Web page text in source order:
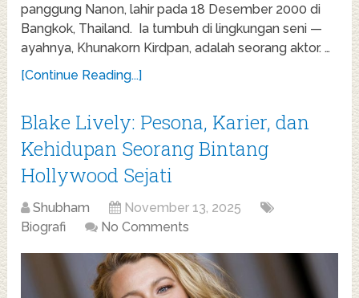
panggung Nanon, lahir pada 18 Desember 2000 di
Bangkok, Thailand. Ia tumbuh di lingkungan seni —
ayahnya, Khunakorn Kirdpan, adalah seorang aktor. …
[Continue Reading...]
Blake Lively: Pesona, Karier, dan
Kehidupan Seorang Bintang
Hollywood Sejati
Shubham
November 13, 2025
Biografi
No Comments